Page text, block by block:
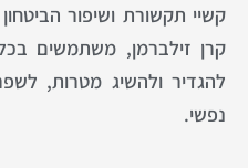
קשיי תקשורת ושיפור
קרן זילברמן, משתמשים
להגדיר ולהשיג מטרות,
נפשי.